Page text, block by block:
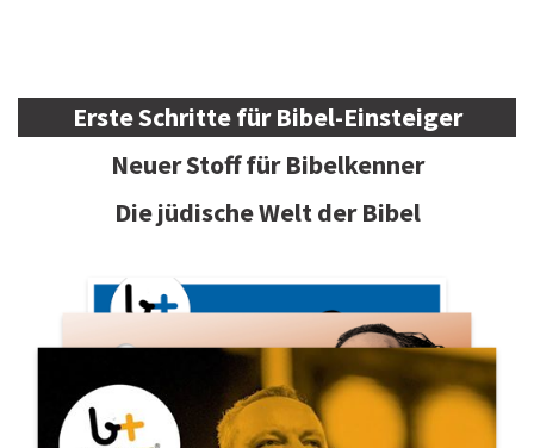
Erste Schritte für Bibel-Einsteiger
Neuer Stoff für Bibelkenner
Die jüdische Welt der Bibel